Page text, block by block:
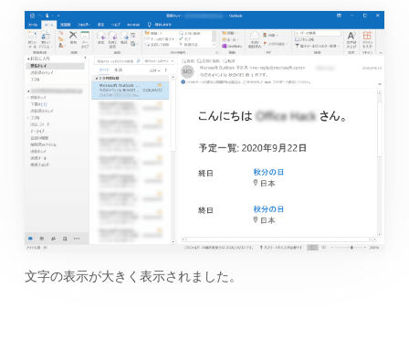
文字の表示が大きく表示されました。